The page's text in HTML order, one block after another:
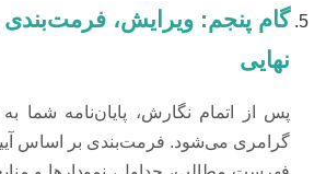
گام پنجم: ویرایش، فرمت‌بندی
نهایی
پس از اتمام نگارش، پایان‌نامه شما
گرامری می‌شود. فرمت‌بندی بر اساس